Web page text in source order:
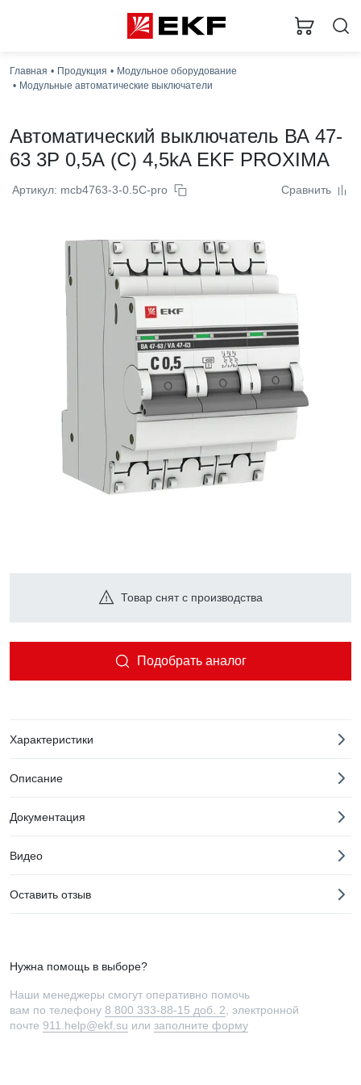
Главная Продукция
Модульное оборудование
Модульные автоматические выключатели
Автоматический выключатель ВА 47-
63 3P 0,5А (C) 4,5kA EKF PROXIMA
Артикул: mcb4763-3-0.5C-pro Сравнить
Товар снят с производства
Подобрать аналог
Характеристики
Описание
Документация
Видео
Оставить отзыв
Нужна помощь в выборе?
Наши менеджеры смогут оперативно помочь
вам по телефону 8 800 333-88-15 доб. 2 , электронной
почте 911.help@ekf.su или заполните форму